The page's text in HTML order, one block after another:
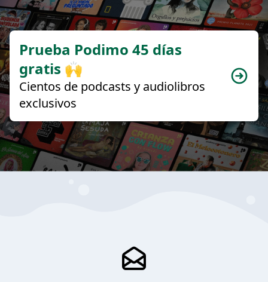
Prueba Podimo 45 días
gratis 🙌
Cientos de podcasts y audiolibros
exclusivos